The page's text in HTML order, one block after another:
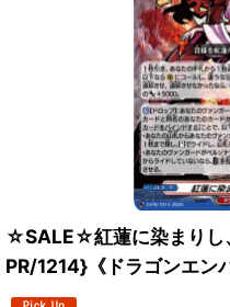
☆SALE☆紅蓮に染まりし
PR/1214}《ドラゴンエン